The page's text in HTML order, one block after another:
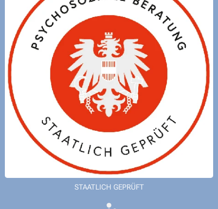
STAATLICH GEPRÜFT